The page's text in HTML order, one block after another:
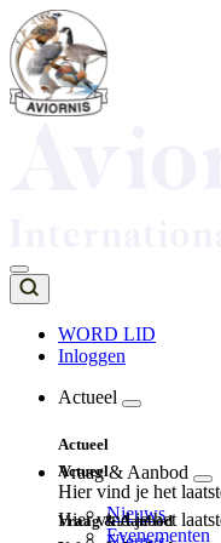
Overslaan
en
naar
de
inhoud
Top
navigation
WORD LID
Inloggen
navigation
Actueel
Actueel
Hier vind je het
Nieuws
Evenementen
Actueel
Hier vind je het
Vraag & Aanbod
Vraag & Aanbod